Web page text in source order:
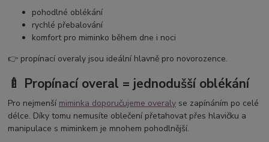
pohodlné oblékání
rychlé přebalování
komfort pro miminko během dne i noci
👉 propínací overaly jsou ideální hlavně pro novorozence.
🍼 Propínací overal = jednodušší oblékání
Pro nejmenší miminka doporučujeme overaly se zapínáním po celé
délce. Díky tomu nemusíte oblečení přetahovat přes hlavičku a
manipulace s miminkem je mnohem pohodlnější.